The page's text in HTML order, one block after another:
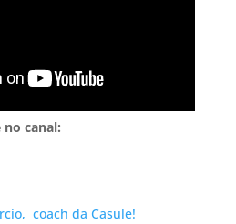
no canal:
coach da Casule!